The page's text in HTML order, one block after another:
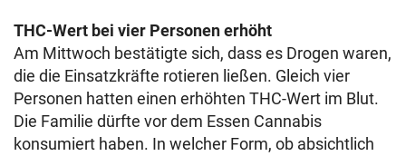
THC-Wert bei vier Personen erhöht
Am Mittwoch bestätigte sich, dass es Drogen waren,
die die Einsatzkräfte rotieren ließen. Gleich vier
Personen hatten einen erhöhten THC-Wert im Blut.
Die Familie dürfte vor dem Essen Cannabis
konsumiert haben. In welcher Form, ob absichtlich